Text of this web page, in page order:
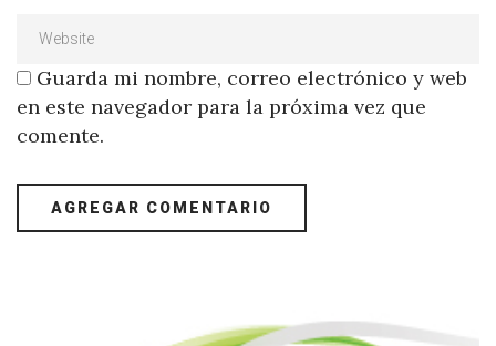
Guarda mi nombre, correo electrónico y web
en este navegador para la próxima vez que
comente.